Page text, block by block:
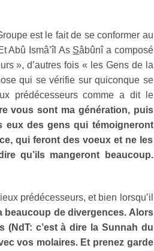
est le fait de se conformer au
Abû Ismâ’îl As Sâbûnî a composé
», d’autres fois « les Gens de la
qui se vérifie sur quiconque se
prédécesseurs comme a dit le
vous sont ma génération, puis
eux des gens qui témoigneront
qui feront des voeux et ne les
qu’ils mangeront beaucoup.
prédécesseurs, et bien lorsqu’il
beaucoup de divergences. Alors
c’est à dire la Sunnah du
vos molaires. Et prenez garde